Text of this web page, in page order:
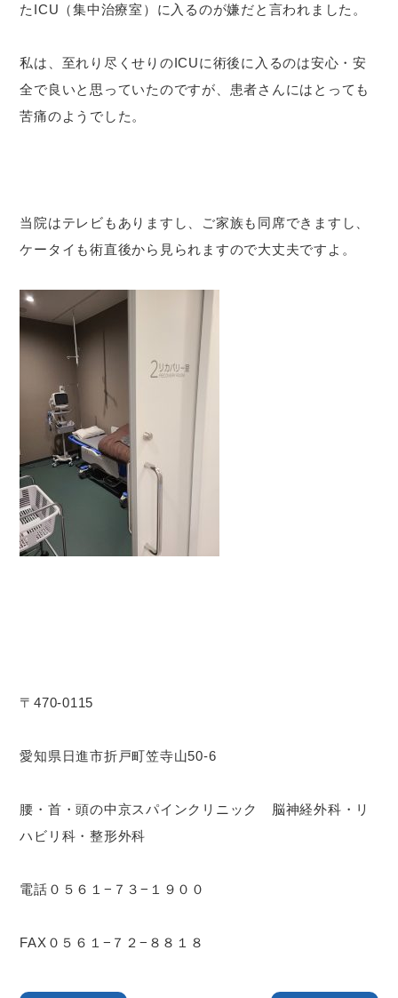
たICU（集中治療室）に入るのが嫌だと言われました。
私は、至れり尽くせりのICUに術後に入るのは安心・安
全で良いと思っていたのですが、患者さんにはとっても
苦痛のようでした。
当院はテレビもありますし、ご家族も同席できますし、
ケータイも術直後から見られますので大丈夫ですよ。
〒470-0115
愛知県日進市折戸町笠寺山50-6
腰・首・頭の中京スパインクリニック 脳神経外科・リ
ハビリ科・整形外科
電話０５６１−７３−１９００
FAX０５６１−７２−８８１８